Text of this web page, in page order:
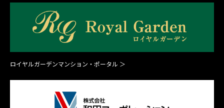
ロイヤルガーデンマンション・ポータル ＞